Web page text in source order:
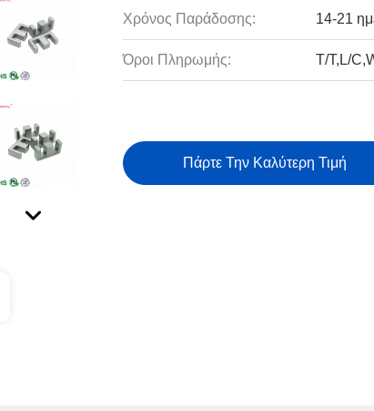
Χρόνος Παράδοσης: 14-21
Όροι Πληρωμής: T/T,L/
Πάρτε Την Καλύτερη Τιμή